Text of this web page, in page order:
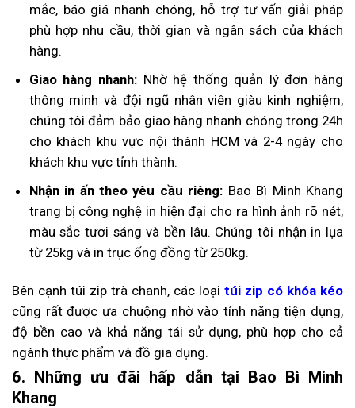
mắc, báo giá nhanh chóng, hỗ trợ tư vấn giải pháp
phù hợp nhu cầu, thời gian và ngân sách của khách
hàng.
Giao hàng nhanh: Nhờ hệ thống quản lý đơn hàng
thông minh và đội ngũ nhân viên giàu kinh nghiệm,
chúng tôi đảm bảo giao hàng nhanh chóng trong 24h
cho khách khu vực nội thành HCM và 2-4 ngày cho
khách khu vực tỉnh thành.
Nhận in ấn theo yêu cầu riêng: Bao Bì Minh Khang
trang bị công nghệ in hiện đại cho ra hình ảnh rõ nét,
màu sắc tươi sáng và bền lâu. Chúng tôi nhận in lụa
từ 25kg và in trục ống đồng từ 250kg.
Bên cạnh túi zip trà chanh, các loại túi zip có khóa kéo
cũng rất được ưa chuộng nhờ vào tính năng tiện dụng,
độ bền cao và khả năng tái sử dụng, phù hợp cho cả
ngành thực phẩm và đồ gia dụng.
6. Những ưu đãi hấp dẫn tại Bao Bì Minh
Khang